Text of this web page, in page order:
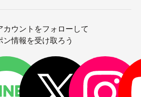
カウントをフォローして
情報を受け取ろう